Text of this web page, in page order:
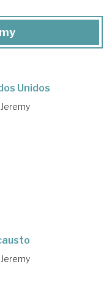
Unidos